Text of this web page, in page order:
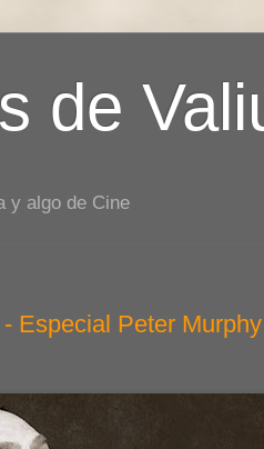
de
y algo de Cine
Especial Peter